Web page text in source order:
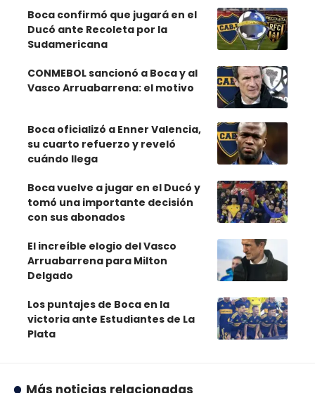
Boca confirmó que jugará en el
Ducó ante Recoleta por la
Sudamericana
CONMEBOL sancionó a Boca y al
Vasco Arruabarrena: el motivo
Boca oficializó a Enner Valencia,
su cuarto refuerzo y reveló
cuándo llega
Boca vuelve a jugar en el Ducó y
tomó una importante decisión
con sus abonados
El increíble elogio del Vasco
Arruabarrena para Milton
Delgado
Los puntajes de Boca en la
victoria ante Estudiantes de La
Plata
Más noticias relacionadas